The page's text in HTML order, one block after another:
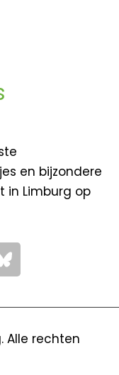
en bijzondere
in Limburg op
Alle rechten